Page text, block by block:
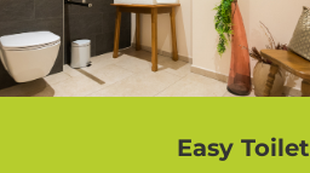
Easy Toilet